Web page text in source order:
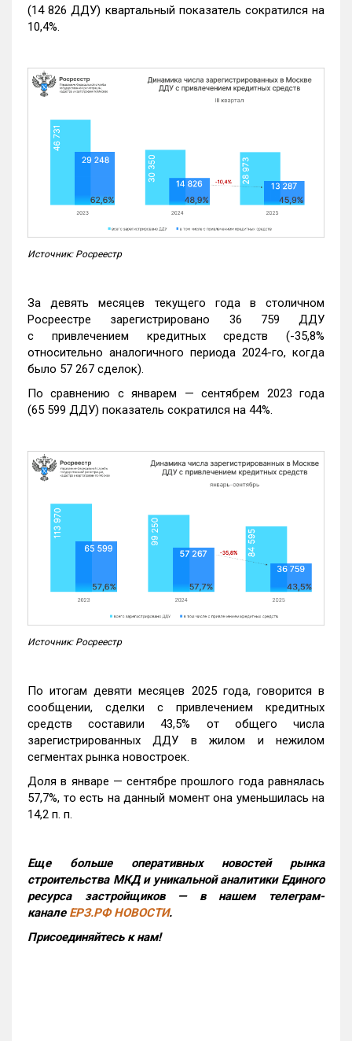
(14 826 ДДУ) квартальный показатель сократился на
10,4%.
Источник: Росреестр
За девять месяцев текущего года в столичном
Росреестре зарегистрировано 36 759 ДДУ
с привлечением кредитных средств (-35,8%
относительно аналогичного периода 2024-го, когда
было 57 267 сделок).
По сравнению с январем — сентябрем 2023 года
(65 599 ДДУ) показатель сократился на 44%.
Источник: Росреестр
По итогам девяти месяцев 2025 года, говорится в
сообщении, сделки с привлечением кредитных
средств составили 43,5% от общего числа
зарегистрированных ДДУ в жилом и нежилом
сегментах рынка новостроек.
Доля в январе — сентябре прошлого года равнялась
57,7%, то есть на данный момент она уменьшилась на
14,2 п. п.
Еще больше оперативных новостей рынка
строительства МКД и уникальной аналитики Единого
ресурса застройщиков — в нашем телеграм-
канале ЕРЗ.РФ НОВОСТИ.
Присоединяйтесь к нам!